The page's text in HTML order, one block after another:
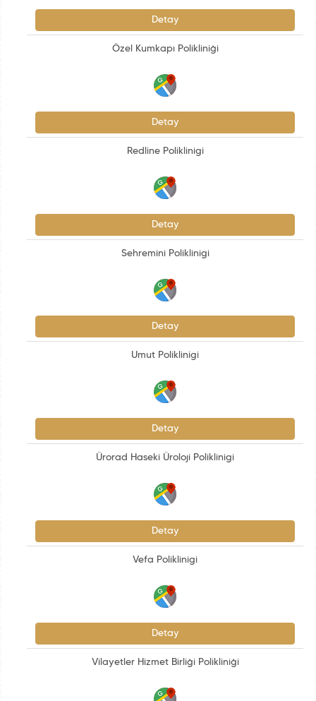
Detay
Özel Kumkapı Polikliniği
Detay
Redline Poliklinigi
Detay
Sehremini Poliklinigi
Detay
Umut Poliklinigi
Detay
Ürorad Haseki Üroloji Poliklinigi
Detay
Vefa Poliklinigi
Detay
Vilayetler Hizmet Birliği Polikliniği